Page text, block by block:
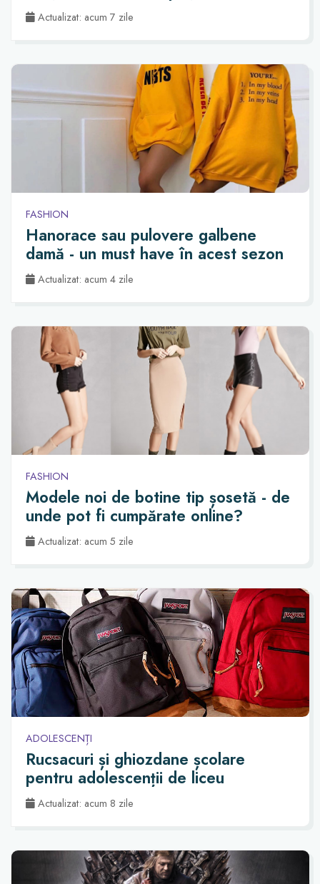
Actualizat: acum 7 zile
FASHION
Hanorace sau pulovere galbene
damă - un must have în acest sezon
Actualizat: acum 4 zile
FASHION
Modele noi de botine tip șosetă - de
unde pot fi cumpărate online?
Actualizat: acum 5 zile
ADOLESCENȚI
Rucsacuri și ghiozdane școlare
pentru adolescenții de liceu
Actualizat: acum 8 zile